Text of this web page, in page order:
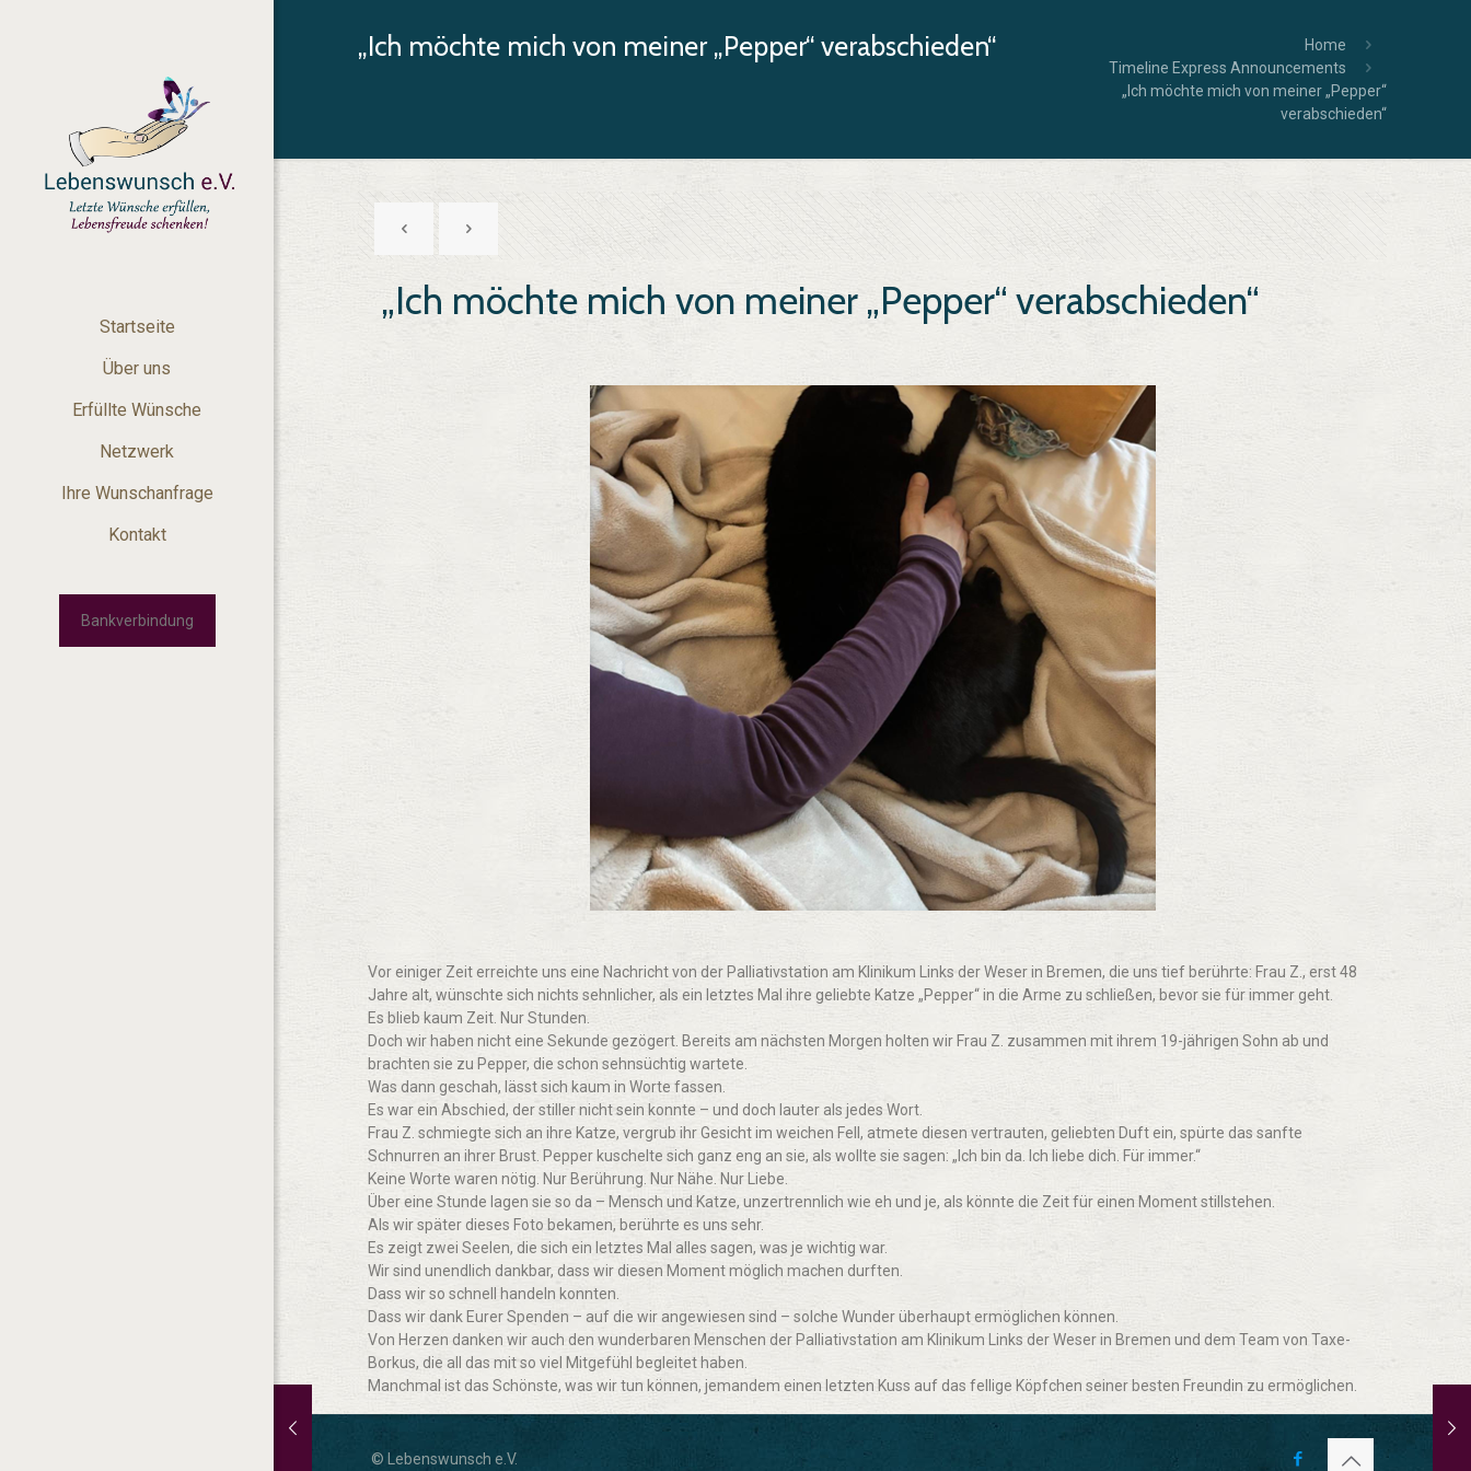
Startseite
Über uns
Erfüllte Wünsche
Netzwerk
Ihre Wunschanfrage
Kontakt
Bankverbindung
„Ich möchte mich von meiner „Pepper“ verabschieden“
Home
Timeline Express Announcements
„Ich möchte mich von meiner „Pepper“
verabschieden“
„Ich möchte mich von meiner „Pepper“ verabschieden“
Vor einiger Zeit erreichte uns eine Nachricht von der Palliativstation am Klinikum Links der Weser in Bremen, die uns tief berührte: Frau Z., erst 48
Jahre alt, wünschte sich nichts sehnlicher, als ein letztes Mal ihre geliebte Katze „Pepper“ in die Arme zu schließen, bevor sie für immer geht.
Es blieb kaum Zeit. Nur Stunden.
Doch wir haben nicht eine Sekunde gezögert. Bereits am nächsten Morgen holten wir Frau Z. zusammen mit ihrem 19-jährigen Sohn ab und
brachten sie zu Pepper, die schon sehnsüchtig wartete.
Was dann geschah, lässt sich kaum in Worte fassen.
Es war ein Abschied, der stiller nicht sein konnte – und doch lauter als jedes Wort.
Frau Z. schmiegte sich an ihre Katze, vergrub ihr Gesicht im weichen Fell, atmete diesen vertrauten, geliebten Duft ein, spürte das sanfte
Schnurren an ihrer Brust. Pepper kuschelte sich ganz eng an sie, als wollte sie sagen: „Ich bin da. Ich liebe dich. Für immer.“
Keine Worte waren nötig. Nur Berührung. Nur Nähe. Nur Liebe.
Über eine Stunde lagen sie so da – Mensch und Katze, unzertrennlich wie eh und je, als könnte die Zeit für einen Moment stillstehen.
Als wir später dieses Foto bekamen, berührte es uns sehr.
Es zeigt zwei Seelen, die sich ein letztes Mal alles sagen, was je wichtig war.
Wir sind unendlich dankbar, dass wir diesen Moment möglich machen durften.
Dass wir so schnell handeln konnten.
Dass wir dank Eurer Spenden – auf die wir angewiesen sind – solche Wunder überhaupt ermöglichen können.
Von Herzen danken wir auch den wunderbaren Menschen der Palliativstation am Klinikum Links der Weser in Bremen und dem Team von Taxe-
Borkus, die all das mit so viel Mitgefühl begleitet haben.
Manchmal ist das Schönste, was wir tun können, jemandem einen letzten Kuss auf das fellige Köpfchen seiner besten Freundin zu ermöglichen.
© Lebenswunsch e.V.